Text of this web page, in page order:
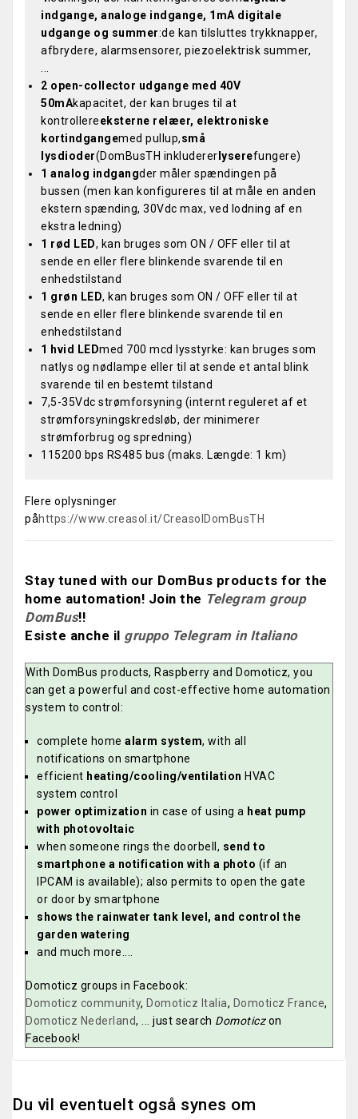
indgange, analoge indgange, 1mA digitale
udgange og summer:de kan tilsluttes trykknapper,
afbrydere, alarmsensorer, piezoelektrisk summer,
...
2 open-collector udgange med 40V
50mAkapacitet, der kan bruges til at
kontrollereeksterne relæer, elektroniske
kortindgangemed pullup,små
lysdioder(DomBusTH inkluderer lyserefungere)
1 analog indgangder måler spændingen på
bussen (men kan konfigureres til at måle en anden
ekstern spænding, 30Vdc max, ved lodning af en
ekstra ledning)
1 rød LED, kan bruges som ON / OFF eller til at
sende en eller flere blinkende svarende til en
enhedstilstand
1 grøn LED, kan bruges som ON / OFF eller til at
sende en eller flere blinkende svarende til en
enhedstilstand
1 hvid LEDmed 700 mcd lysstyrke: kan bruges som
natlys og nødlampe eller til at sende et antal blink
svarende til en bestemt tilstand
7,5-35Vdc strømforsyning (internt reguleret af et
strømforsyningskredsløb, der minimerer
strømforbrug og spredning)
115200 bps RS485 bus (maks. Længde: 1 km)
Flere oplysninger
påhttps://www.creasol.it/CreasolDomBusTH
Stay tuned with our DomBus products for the
home automation! Join the Telegram group
DomBus!!
Esiste anche il gruppo Telegram in Italiano
With DomBus products, Raspberry and Domoticz, you
can get a powerful and cost-effective home automation
system to control:
complete home alarm system, with all
notifications on smartphone
efficient heating/cooling/ventilation HVAC
system control
power optimization in case of using a heat pump
with photovoltaic
when someone rings the doorbell, send to
smartphone a notification with a photo (if an
IPCAM is available); also permits to open the gate
or door by smartphone
shows the rainwater tank level, and control the
garden watering
and much more....
Domoticz groups in Facebook:
Domoticz community, Domoticz Italia, Domoticz France,
Domoticz Nederland, ... just search Domoticzon
Facebook!
Du vil eventuelt også synes om